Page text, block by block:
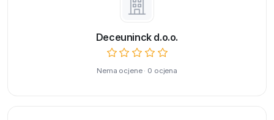
Deceuninck d.o.o.
Nema ocjene · 0 ocjena